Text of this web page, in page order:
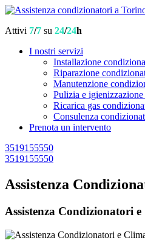
Attivi 7/7 su 24/24h
I nostri servizi
Installazione
Riparazione
Manutenzione
Pulizia e
Ricarica gas
Consulenza
Prenota un intervento
3519155550
3519155550
Assistenza
Assistenza Condizionatori